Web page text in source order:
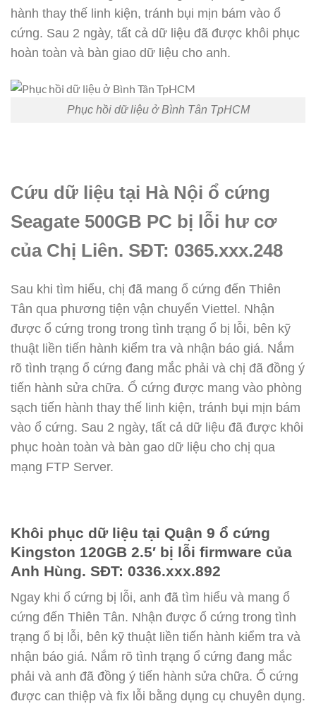
hành thay thế linh kiện, tránh bụi mịn bám vào ổ
cứng. Sau 2 ngày, tất cả dữ liệu đã được khôi phục
hoàn toàn và bàn giao dữ liệu cho anh.
Phục hồi dữ liệu ở Bình Tân TpHCM
Cứu dữ liệu tại Hà Nội ổ cứng
Seagate 500GB PC bị lỗi hư cơ
của Chị Liên. SĐT: 0365.xxx.248
Sau khi tìm hiểu, chị đã mang ổ cứng đến Thiên
Tân qua phương tiện vận chuyển Viettel. Nhận
được ổ cứng trong trong tình trạng ổ bị lỗi, bên kỹ
thuật liền tiến hành kiểm tra và nhận báo giá. Nắm
rõ tình trạng ổ cứng đang mắc phải và chị đã đồng ý
tiến hành sửa chữa. Ổ cứng được mang vào phòng
sạch tiến hành thay thế linh kiện, tránh bụi mịn bám
vào ổ cứng. Sau 2 ngày, tất cả dữ liệu đã được khôi
phục hoàn toàn và bàn gao dữ liệu cho chị qua
mạng FTP Server.
Khôi phục dữ liệu tại Quận 9 ổ cứng
Kingston 120GB 2.5′ bị lỗi firmware của
Anh Hùng. SĐT: 0336.xxx.892
Ngay khi ổ cứng bị lỗi, anh đã tìm hiểu và mang ổ
cứng đến Thiên Tân. Nhận được ổ cứng trong tình
trạng ổ bị lỗi, bên kỹ thuật liền tiến hành kiểm tra và
nhận báo giá. Nắm rõ tình trạng ổ cứng đang mắc
phải và anh đã đồng ý tiến hành sửa chữa. Ổ cứng
được can thiệp và fix lỗi bằng dụng cụ chuyên dụng.